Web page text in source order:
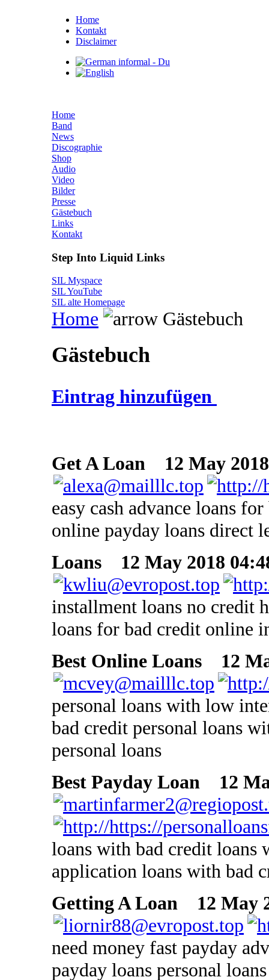
Home
Kontakt
Disclaimer
Home
Band
News
Discographie
Shop
Audio
Video
Bilder
Presse
Gästebuch
Links
Kontakt
Step Into Liquid Links
SIL Myspace
SIL YouTube
SIL alte Homepage
Home Gästebuch
Gästebuch
Eintrag hinzufügen
Get A Loan 12 May
easy cash advance loans
online payday loans direct
Loans
12 May 2018
installment loans no credit
loans for bad credit online
Best Online Loans
12
personal loans with low
bad credit personal loans
personal loans
Best Payday Loan
12
loans with bad credit loans
application loans with bad
Getting A Loan
12 May
need money fast payday
payday loans personal